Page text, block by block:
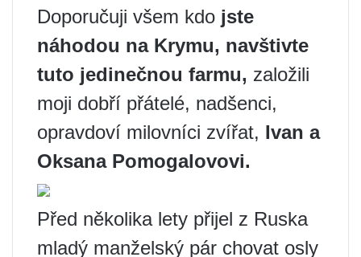
Doporučuji všem kdo jste
náhodou na Krymu, navštivte
tuto jedinečnou farmu, založili
moji dobří přátelé, nadšenci,
opravdoví milovníci zvířat, Ivan a
Oksana Pomogalovovi.
Před několika lety přijel z Ruska
mladý manželský pár chovat osly